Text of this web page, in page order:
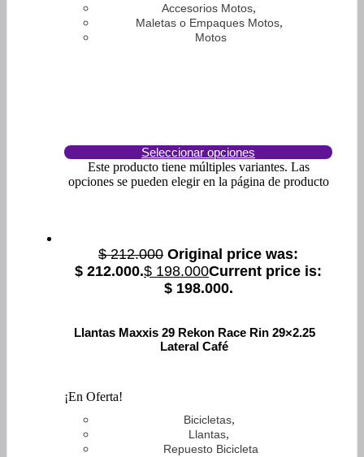
Accesorios Motos,
Maletas o Empaques Motos,
Motos
Seleccionar opciones
Este producto tiene múltiples variantes. Las
opciones se pueden elegir en la página de producto
$212.000 Original price was:
$ 212.000.$ 198.000Current price is:
$ 198.000.
Llantas Maxxis 29 Rekon Race Rin 29×2.25
Lateral Café
¡En Oferta!
Bicicletas,
Llantas,
Repuesto Bicicleta